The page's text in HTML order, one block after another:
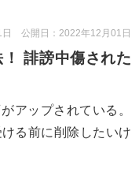
日 公開日：2022年12月01日
誹謗中傷された
アップされている。
る前に削除したいけ